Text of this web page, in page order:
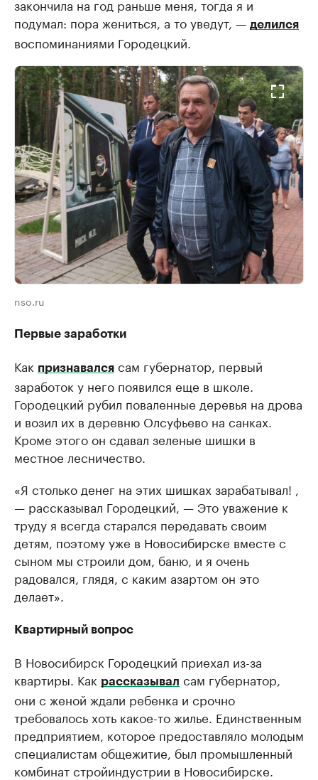
закончила на год раньше меня, тогда я и
подумал: пора жениться, а то уведут, — делился
воспоминаниями Городецкий.
nso.ru
Первые заработки
Как признавался сам губернатор, первый
заработок у него появился еще в школе.
Городецкий рубил поваленные деревья на дрова
и возил их в деревню Олсуфьево на санках.
Кроме этого он сдавал зеленые шишки в
местное лесничество.
«Я столько денег на этих шишках зарабатывал! ,
— рассказывал Городецкий, — Это уважение к
труду я всегда старался передавать своим
детям, поэтому уже в Новосибирске вместе с
сыном мы строили дом, баню, и я очень
радовался, глядя, с каким азартом он это
делает».
Квартирный вопрос
В Новосибирск Городецкий приехал из-за
квартиры. Как рассказывал сам губернатор,
они с женой ждали ребенка и срочно
требовалось хоть какое-то жилье. Единственным
предприятием, которое предоставляло молодым
специалистам общежитие, был промышленный
комбинат стройиндустрии в Новосибирске.